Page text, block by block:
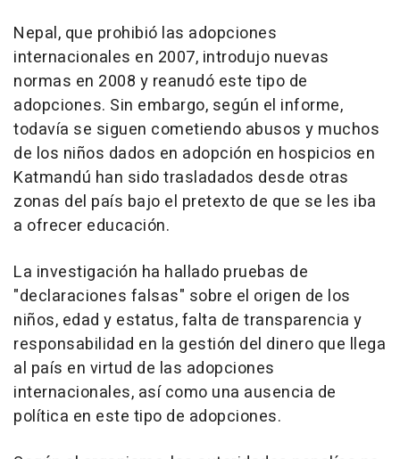
Nepal, que prohibió las adopciones
internacionales en 2007, introdujo nuevas
normas en 2008 y reanudó este tipo de
adopciones. Sin embargo, según el informe,
todavía se siguen cometiendo abusos y muchos
de los niños dados en adopción en hospicios en
Katmandú han sido trasladados desde otras
zonas del país bajo el pretexto de que se les iba
a ofrecer educación.
La investigación ha hallado pruebas de
"declaraciones falsas" sobre el origen de los
niños, edad y estatus, falta de transparencia y
responsabilidad en la gestión del dinero que llega
al país en virtud de las adopciones
internacionales, así como una ausencia de
política en este tipo de adopciones.